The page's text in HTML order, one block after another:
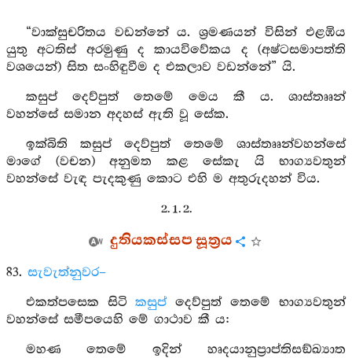
“වාක්සුචරිතය වඩන්නේ ය. ශ්‍රමණයන් විසින් එළඹිය
යුතු අටතිස් අරමුණු ද කායවිවේකය ද (අෂ්ටසමාපත්ති
වශයෙන්) සිත සංහිඳුවීම ද එකලාව වඩන්නේ” යි.
කසුප් දෙව්පුත් තෙමේ මෙය කී ය. ශාස්තෲන්
වහන්සේ සමාන අදහස් ඇති වූ සේක.
ඉක්බිති කසුප් දෙව්පුත් තෙමේ ශාස්තෲන්වහන්සේ
මාගේ (වචන) අනුමත කළ සේකැ යි භාග්‍යවතුන්
වහන්සේ වැඳ පැදකුණු කොට එහි ම අතුරුදහන් විය.
2. 1. 2.
දුතියකස්සප සූත්‍රය
83. සැවැත්නුවර–
එකත්පසෙක සිටිකසුප්දෙව්පුත් තෙමේ භාග්‍යවතුන්
වහන්සේ සමීපයෙහි මේ ගාථාව කී ය:
මහණ තෙමේ ඉදින් හෘදයානුප්‍රාප්තිසඞ්ඛ්‍යාත